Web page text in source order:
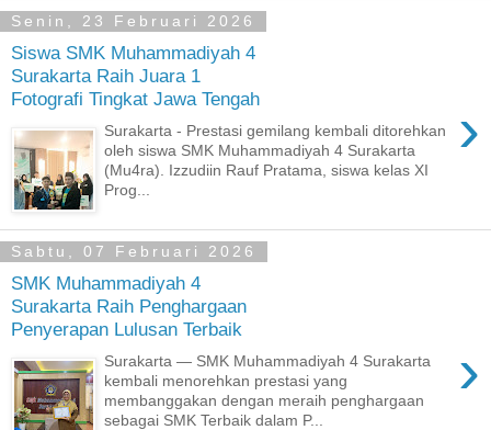
Senin, 23 Februari 2026
Siswa SMK Muhammadiyah 4
Surakarta Raih Juara 1
Fotografi Tingkat Jawa Tengah
›
Surakarta - Prestasi gemilang kembali ditorehkan
oleh siswa SMK Muhammadiyah 4 Surakarta
(Mu4ra). Izzudiin Rauf Pratama, siswa kelas XI
Prog...
Sabtu, 07 Februari 2026
SMK Muhammadiyah 4
Surakarta Raih Penghargaan
Penyerapan Lulusan Terbaik
›
Surakarta — SMK Muhammadiyah 4 Surakarta
kembali menorehkan prestasi yang
membanggakan dengan meraih penghargaan
sebagai SMK Terbaik dalam P...